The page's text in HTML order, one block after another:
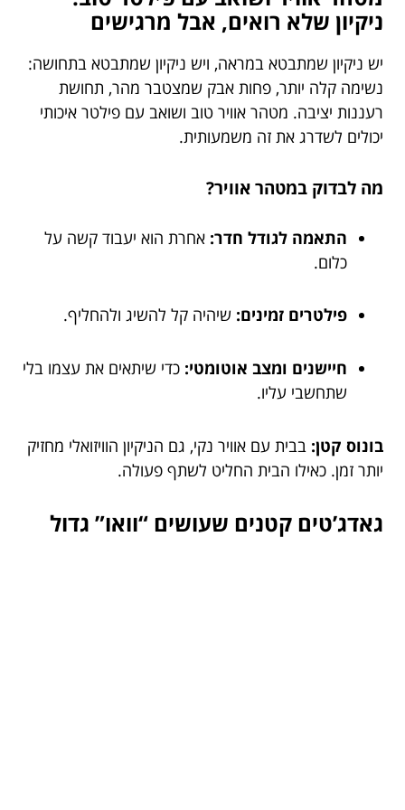
ניקיון שלא רואים, אבל מרגישים
יש ניקיון שמתבטא במראה, ויש ניקיון שמתבטא בתחושה:
נשימה קלה יותר, פחות אבק שמצטבר מהר, תחושת
רעננות יציבה. מטהר אוויר טוב ושואב עם פילטר איכותי
יכולים לשדרג את זה משמעותית.
מה לבדוק במטהר אוויר?
התאמה לגודל חדר: אחרת הוא יעבוד קשה על
כלום.
פילטרים זמינים: שיהיה קל להשיג ולהחליף.
חיישנים ומצב אוטומטי: כדי שיתאים את עצמו בלי
שתחשבי עליו.
בונוס קטן: בבית עם אוויר נקי, גם הניקיון הוויזואלי מחזיק
יותר זמן. כאילו הבית החליט לשתף פעולה.
גאדג’טים קטנים שעושים “וואו” גדול